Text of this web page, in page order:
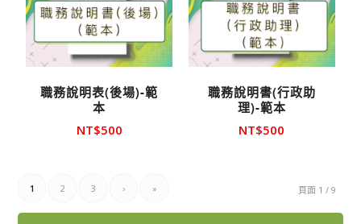
職務說明表(後場)-範
本
NT$500
職務說明書(行政助
理)-範本
NT$500
頁面 1 / 9
1 2 3 › »